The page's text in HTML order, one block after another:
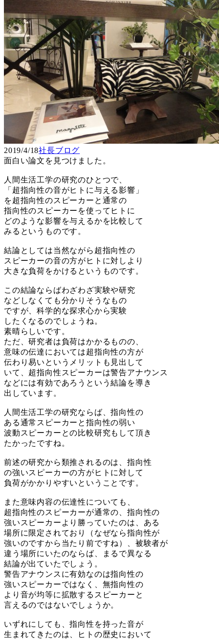
2019/4/18社長ブログ
面白い論文を見つけました。
人間生活工学の研究のひとつで、
「超指向性の音がヒトに与える影響」
を超指向性のスピーカーと通常の
指向性のスピーカーを使ってヒトに
どのような影響を与えるかを比較して
みるというものです。
結論としては当然ながら超指向性の
スピーカーの音の方がヒトに対しより
大きな負荷をかけるというものです。
この結論ならばわざわざ実験や研究
などしなくても分かりそうなもの
ですが、科学的な探求心から実験
したくなるのでしょうね。
素晴らしいです。
ただ、研究者は負荷はかかるものの、
意味の伝達においては超指向性の方が
伝わり易いというメリットも見出して
いて、超指向性スピーカーは警告アナウンス
などには有効であろうという結論を導き
出しています。
人間生活工学の研究ならば、指向性の
ある通常スピーカーと指向性の弱い
波動スピーカーとの比較研究もして頂き
たかったですね。
前述の研究から類推されるのは、指向性
の強いスピーカーの方がヒトに対して
負荷がかかりやすいということです。
また意味内容の伝達性についても、
超指向性のスピーカーが通常の、指向性の
強いスピーカーより勝っていたのは、ある
場所に限定されており（なぜなら指向性が
強いのですから当たり前ですね）、被験者が
違う場所にいたのならば、まるで異なる
結論が出ていたでしょう。
警告アナウンスに有効なのは指向性の
強いスピーカーではなく、無指向性の
より音が均等に拡散するスピーカーと
言えるのではないでしょうか。
いずれにしても、指向性を持った音が
生まれてきたのは、ヒトの歴史において